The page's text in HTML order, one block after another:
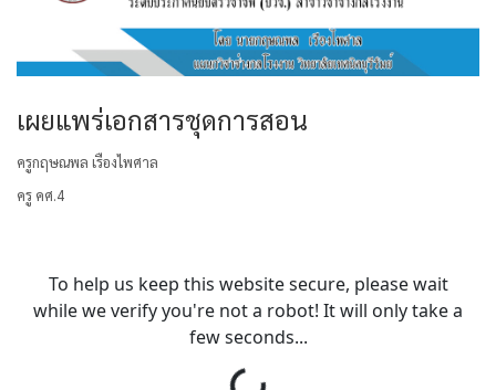
เผยแพร่เอกสารชุดการสอน
ครูกฤษณพล เรืองไพศาล
ครู คศ.4